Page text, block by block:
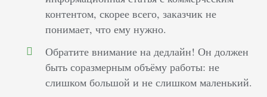
контентом, скорее всего, заказчик не
понимает, что ему нужно.
Обратите внимание на дедлайн! Он должен
быть соразмерным объёму работы: не
слишком большой и не слишком маленький.